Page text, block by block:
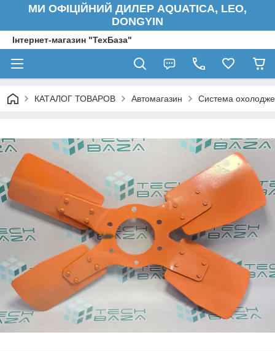
МИ ОФІЦІЙНИЙ ДИЛЕР AQUATICA, LEO,
DONGYIN
Інтернет-магазин "ТехБаза"
КАТАЛОГ ТОВАРОВ Автомагазин Система